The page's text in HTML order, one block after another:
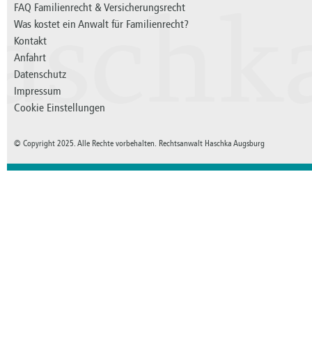
FAQ Familienrecht & Versicherungsrecht
Was kostet ein Anwalt für Familienrecht?
Kontakt
Anfahrt
Datenschutz
Impressum
Cookie Einstellungen
© Copyright 2025. Alle Rechte vorbehalten. Rechtsanwalt Haschka Augsburg